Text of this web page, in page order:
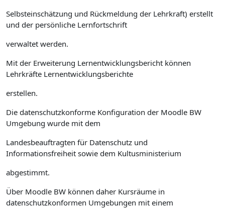
Selbsteinschätzung und Rückmeldung der Lehrkraft) erstellt
und der persönliche Lernfortschrift
verwaltet werden.
Mit der Erweiterung Lernentwicklungsbericht können
Lehrkräfte Lernentwicklungsberichte
erstellen.
Die datenschutzkonforme Konfiguration der Moodle BW
Umgebung wurde mit dem
Landesbeauftragten für Datenschutz und
Informationsfreiheit sowie dem Kultusministerium
abgestimmt.
Über Moodle BW können daher Kursräume in
datenschutzkonformen Umgebungen mit einem